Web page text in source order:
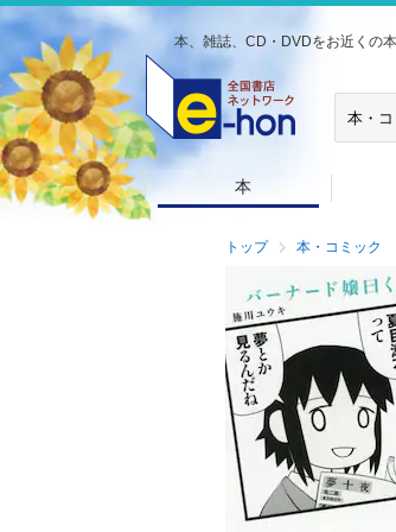
本、雑誌、CD・DVDをお近くの
本
トップ 本・コミック